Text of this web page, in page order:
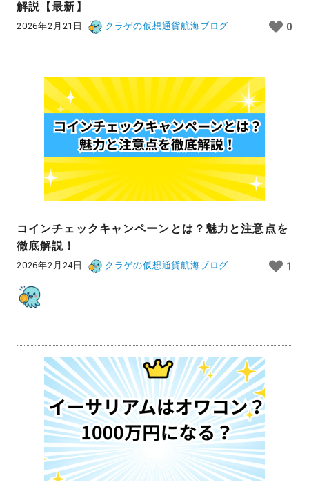
解説【最新】
2026年2月21日 クラゲの仮想通貨航海ブログ 0
コインチェックキャンペーンとは？魅力と注意点を
徹底解説！
2026年2月24日 クラゲの仮想通貨航海ブログ 1